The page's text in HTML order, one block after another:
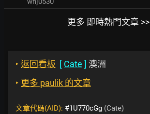
更多 即時熱門文章 >>
‣ 返回看板 [ Cate ] 澳洲
‣ 更多 paulik 的文章
文章代碼(AID): #1U770cGg (Cate)